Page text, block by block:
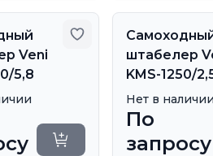
Добавить в
Veni
5,8
Уточнить сроки
штабелер
KMS-1250/
Нет в наличии
По
запросу